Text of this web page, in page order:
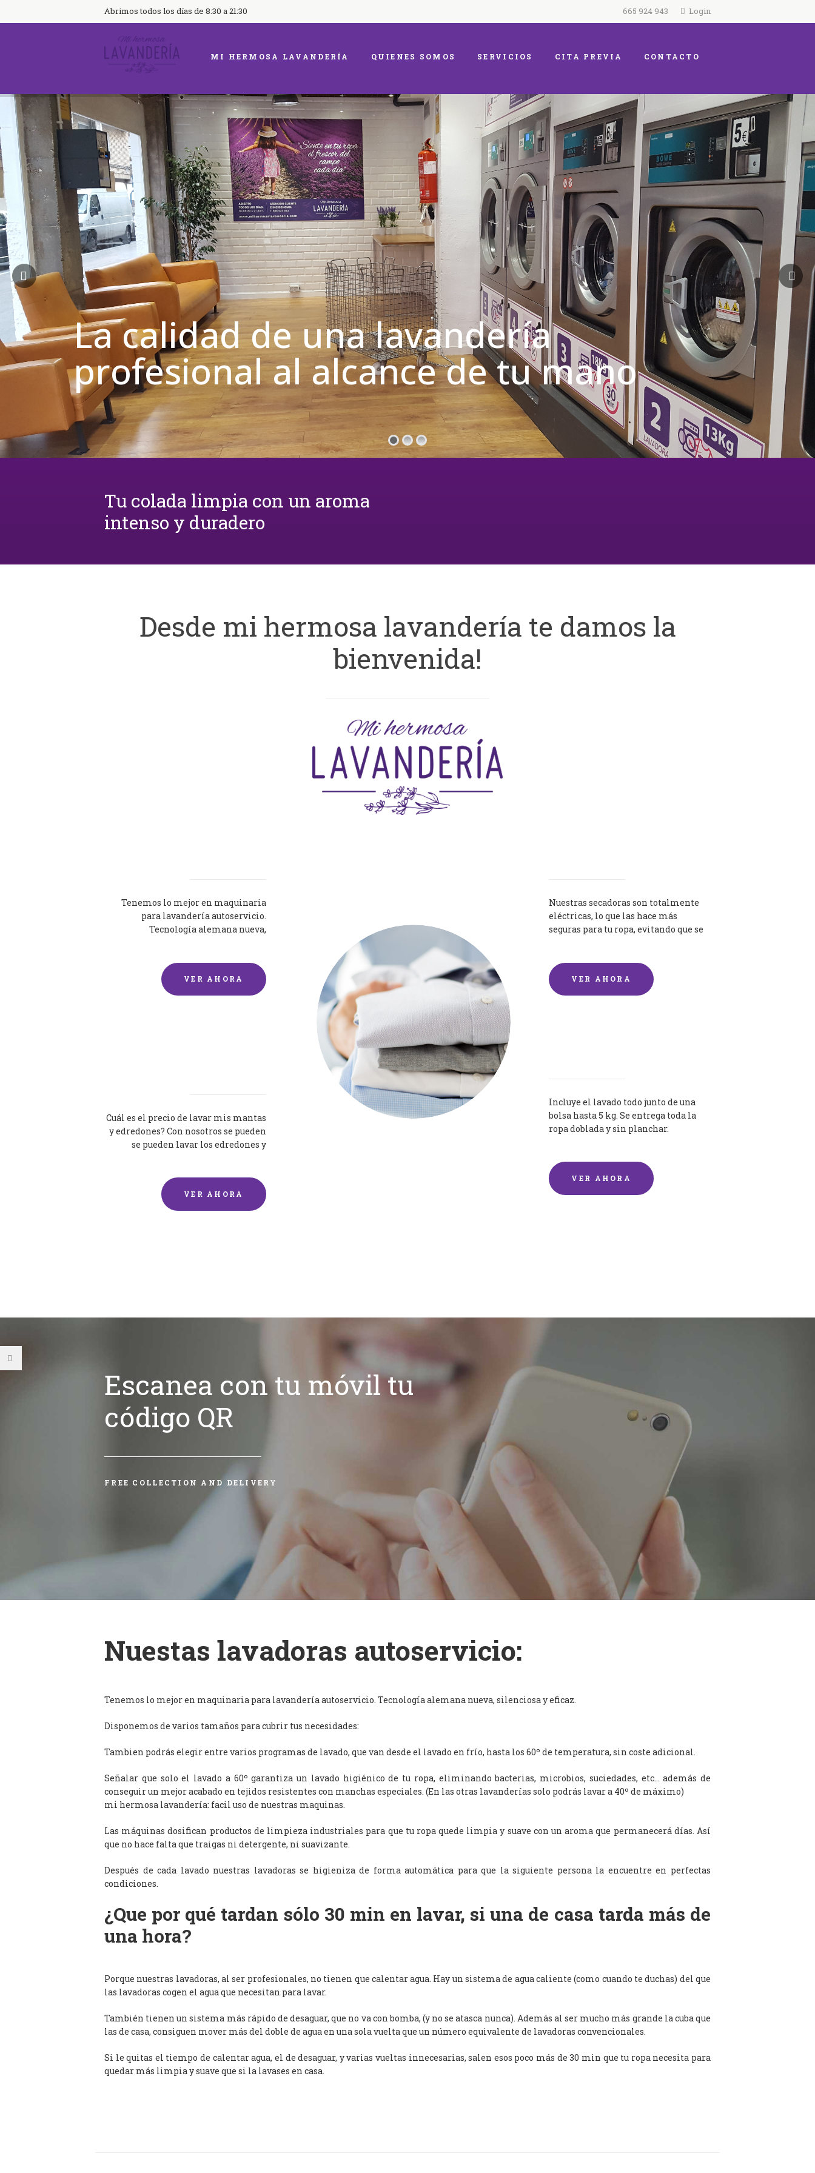
Abrimos todos los días de 8:30 a 21:30 665 924 943 Login
MI HERMOSA LAVANDERÍA QUIENES SOMOS SERVICIOS CITA PREVIA CONTACTO
La calidad de una lavandería
profesional al alcance de tu mano
Tu colada limpia con un aroma
intenso y duradero
Desde mi hermosa lavandería te damos la
bienvenida!
Tenemos lo mejor en maquinaria
para lavandería autoservicio.
Tecnología alemana nueva,
VER AHORA
Nuestras secadoras son totalmente
eléctricas, lo que las hace más
seguras para tu ropa, evitando que se
VER AHORA
Cuál es el precio de lavar mis mantas
y edredones? Con nosotros se pueden
se pueden lavar los edredones y
VER AHORA
Incluye el lavado todo junto de una
bolsa hasta 5 kg. Se entrega toda la
ropa doblada y sin planchar.
VER AHORA
Escanea con tu móvil tu
código QR
FREE COLLECTION AND DELIVERY
Nuestas lavadoras autoservicio:
Tenemos lo mejor en maquinaria para lavandería autoservicio. Tecnología alemana nueva, silenciosa y eficaz.
Disponemos de varios tamaños para cubrir tus necesidades:
Tambien podrás elegir entre varios programas de lavado, que van desde el lavado en frío, hasta los 60º de temperatura, sin coste adicional.
Señalar que solo el lavado a 60º garantiza un lavado higiénico de tu ropa, eliminando bacterias, microbios, suciedades, etc… además de
conseguir un mejor acabado en tejidos resistentes con manchas especiales. (En las otras lavanderías solo podrás lavar a 40º de máximo)
mi hermosa lavandería: facil uso de nuestras maquinas.
Las máquinas dosifican productos de limpieza industriales para que tu ropa quede limpia y suave con un aroma que permanecerá días. Así
que no hace falta que traigas ni detergente, ni suavizante.
Después de cada lavado nuestras lavadoras se higieniza de forma automática para que la siguiente persona la encuentre en perfectas
condiciones.
¿Que por qué tardan sólo 30 min en lavar, si una de casa tarda más de
una hora?
Porque nuestras lavadoras, al ser profesionales, no tienen que calentar agua. Hay un sistema de agua caliente (como cuando te duchas) del que
las lavadoras cogen el agua que necesitan para lavar.
También tienen un sistema más rápido de desaguar, que no va con bomba, (y no se atasca nunca). Además al ser mucho más grande la cuba que
las de casa, consiguen mover más del doble de agua en una sola vuelta que un número equivalente de lavadoras convencionales.
Si le quitas el tiempo de calentar agua, el de desaguar, y varias vueltas innecesarias, salen esos poco más de 30 min que tu ropa necesita para
quedar más limpia y suave que si la lavases en casa.